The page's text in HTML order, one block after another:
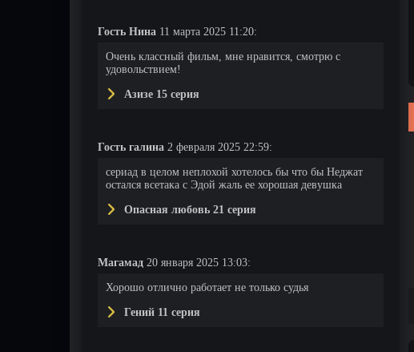
Гость Нина 11 марта 2025 11:20:
Очень классный фильм, мне нравится, смотрю с
удовольствием!
Азизе 15 серия
Гость галина 2 февраля 2025 22:59:
сериад в целом неплохой хотелось бы что бы Неджат
остался всетака с Эдой жаль ее хорошая девушка
Опасная любовь 21 серия
Магамад 20 января 2025 13:03:
Хорошо отлично работает не только судья
Гений 11 серия
15 серия